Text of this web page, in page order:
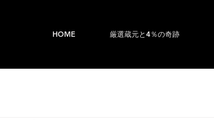
HOME 厳選蔵元と4％の奇跡